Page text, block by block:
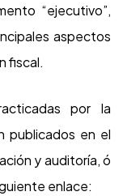
“ejecutivo”,
aspectos
fiscal.
por la
publicados en el
y auditoría, ó
enlace: